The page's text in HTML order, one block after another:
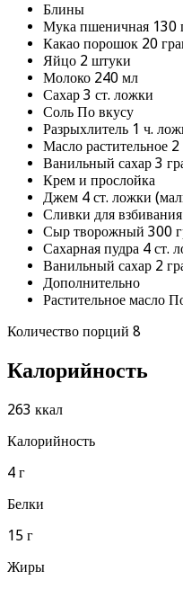
Блины
Мука пшеничная 130
Какао порошок 20
Яйцо 2 штуки
Молоко 240 мл
Сахар 3 ст. ложки
Соль По вкусу
Разрыхлитель 1 ч.
Масло растительное 2
Ванильный сахар 3
Крем и прослойка
Джем 4 ст. ложки
Сливки для
Сыр творожный 300
Сахарная пудра 4 ст.
Ванильный сахар 2
Дополнительно
Растительное масло
Количество порций 8
Калорийность
263 ккал
Калорийность
4 г
Белки
15 г
Жиры